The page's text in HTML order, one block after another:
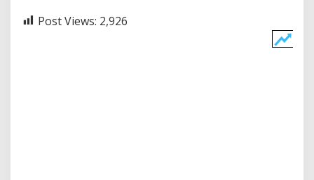
Post Views: 2,926